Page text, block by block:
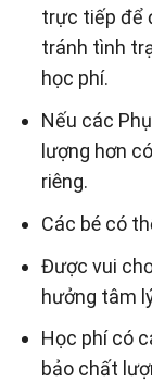
trực tiếp để
tránh tình
học phí.
Nếu các
lượng hơn
riêng.
Các bé có
Được vui
hưởng tâm
Học phí có
bảo chất